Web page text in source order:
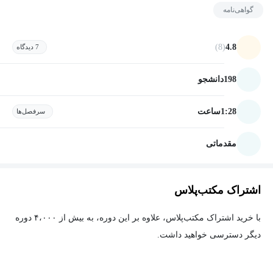
گواهی‌نامه
4.8
(8) 7 دیدگاه
198دانشجو
1:28ساعت سرفصل‌ها
مقدماتی
اشتراک مکتب‌پلاس
با خرید اشتراک مکتب‌پلاس، علاوه بر این دوره، به بیش از ۴،۰۰۰ دوره
دیگر دسترسی خواهید داشت.